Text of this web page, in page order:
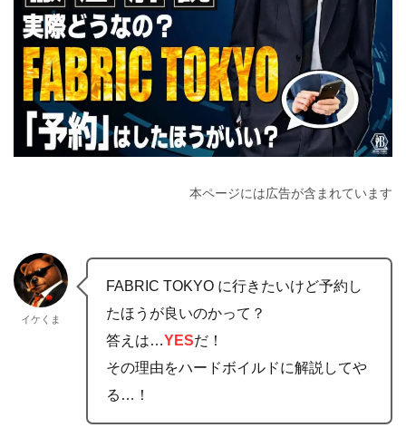
本ページには広告が含まれています
イケくま
FABRIC TOKYO に行きたいけど予約し
たほうが良いのかって？
答えは…YESだ！
その理由をハードボイルドに解説してや
る…！